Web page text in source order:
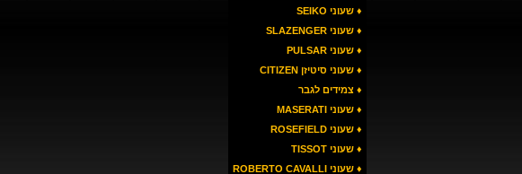
♦ שעוני SEIKO
♦ שעוני SLAZENGER
♦ שעוני PULSAR
♦ שעוני סיטיזן CITIZEN
♦ צמידים לגבר
♦ שעוני MASERATI
♦ שעוני ROSEFIELD
♦ שעוני TISSOT
♦ שעוני ROBERTO CAVALLI